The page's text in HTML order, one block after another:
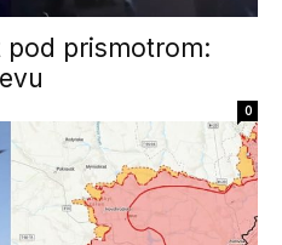
pod prismotrom:
0